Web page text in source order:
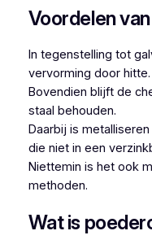
Voordelen
In tegenstelling tot
vervorming door hitte.
Bovendien blijft de
staal behouden.
Daarbij is
die niet in een
Niettemin is het ook
methoden.
Wat is